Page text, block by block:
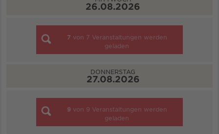
26.08.2026
7 von 7 Veranstaltungen werden
geladen
DONNERSTAG
27.08.2026
9 von 9 Veranstaltungen werden
geladen